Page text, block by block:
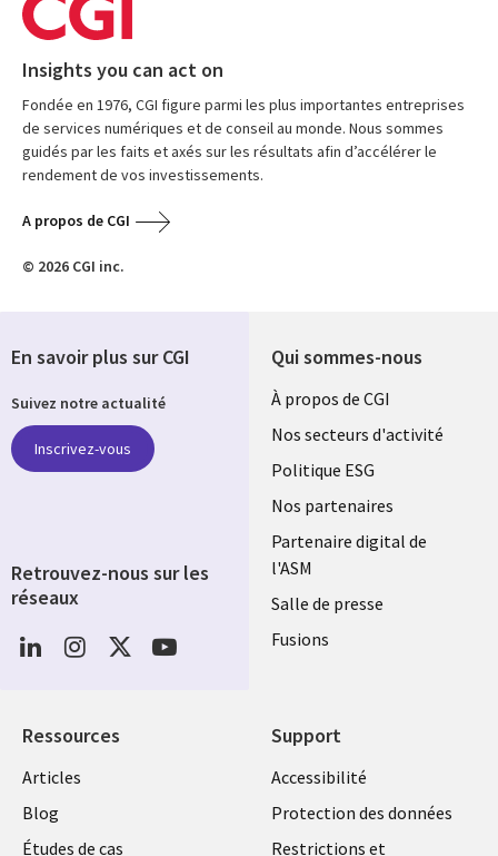
Insights you can act on
Fondée en 1976, CGI figure parmi les plus importantes entreprises
de services numériques et de conseil au monde. Nous sommes
guidés par les faits et axés sur les résultats afin d’accélérer le
rendement de vos investissements.
A propos de CGI
© 2026 CGI inc.
Qui sommes-nous
Useful
links
FRANCE
À propos de CGI
Nos secteurs d'activité
Politique ESG
Nos partenaires
Partenaire digital de
l'ASM
Salle de presse
Fusions
Ressources
Library
Links
Articles
Blog
Études de cas
Support
Legal
FRANCE
Accessibilité
Protection des données
Restrictions et
En savoir plus sur CGI
Suivez notre actualité
Inscrivez-vous
Retrouvez-nous sur les
réseaux
Social
Media